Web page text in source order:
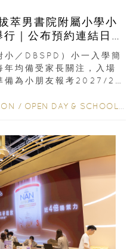
萃男書院附屬小學小
｜公布預約連結日期
／DBSPD）小一入學簡
均備受家長關注，入場
備為小朋友報考2027/28
/ OPEN DAY & SCHOOL EVENTS